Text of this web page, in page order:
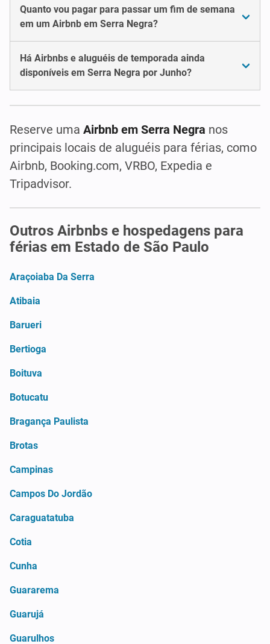
Quanto vou pagar para passar um fim de semana
em um Airbnb em Serra Negra?
Há Airbnbs e aluguéis de temporada ainda
disponíveis em Serra Negra por Junho?
Reserve uma Airbnb em Serra Negra nos
principais locais de aluguéis para férias, como
Airbnb, Booking.com, VRBO, Expedia e
Tripadvisor.
Outros Airbnbs e hospedagens para
férias em Estado de São Paulo
Araçoiaba Da Serra
Atibaia
Barueri
Bertioga
Boituva
Botucatu
Bragança Paulista
Brotas
Campinas
Campos Do Jordão
Caraguatatuba
Cotia
Cunha
Guararema
Guarujá
Guarulhos